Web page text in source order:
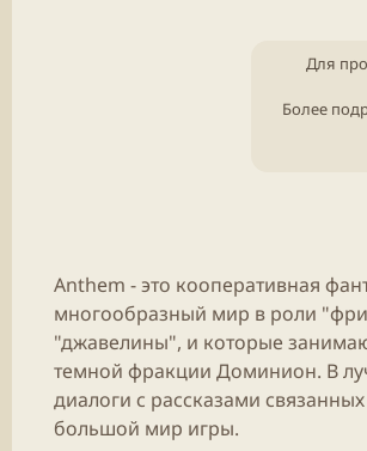
Для
Более
Anthem - это кооперативная
многообразный мир в роли
"джавелины", и которые
темной фракции Доминион. В
диалоги с рассказами
большой мир игры.​